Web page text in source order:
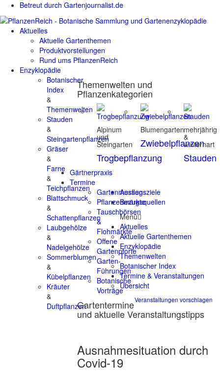
Betreut durch Gartenjournalist.de
Aktuelles
Aktuelle Gartenthemen
Produktvorstellungen
Rund ums PflanzenReich
Enzyklopädie
Botanischer
Index
&
Themenwelten
Stauden
&
Steingartenpflanzen
Gräser
&
Farne
&
Teichpflanzen
Blattschmuck
&
Schattenpflanzen
Laubgehölze
&
Nadelgehölze
Sommerblumen
&
Kübelpflanzen
Kräuter
&
Duftpflanzen
Themenwelten und
Pflanzenkategorien
Alpinum
und
Steingarten
Trogbepflanzung
Blumengarten
Zwiebelpflanzen
mehrjährig
&
winterhart
Stauden
Gärtnerpraxis
Termine
Gartenmessen
Pflanzenmärkte
Tauschbörsen
&
Flohmärkte
Offene
Gartenpforte
Garten-
Führungen
Botanische
Vorträge
Veranstaltungen vorschlagen
Gartentermine
und aktuelle Veranstaltungstipps
Ausnahmesituation durch
Covid-19
Ausflugsziele
Bezugsquellen
Menü
Aktuelles
Aktuelle Gartenthemen
Enzyklopädie
Themenwelten
Botanischer Index
Termine & Veranstaltungen
Übersicht